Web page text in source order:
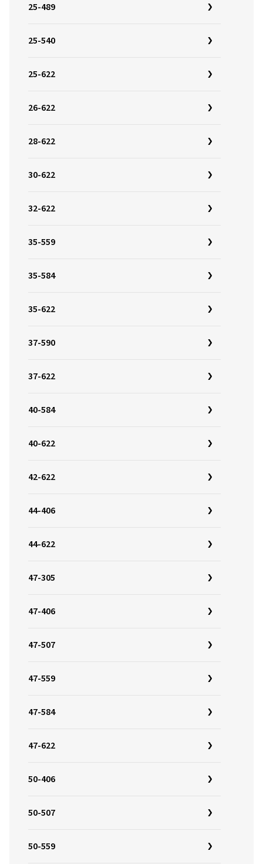
25-489
25-540
25-622
26-622
28-622
30-622
32-622
35-559
35-584
35-622
37-590
37-622
40-584
40-622
42-622
44-406
44-622
47-305
47-406
47-507
47-559
47-584
47-622
50-406
50-507
50-559